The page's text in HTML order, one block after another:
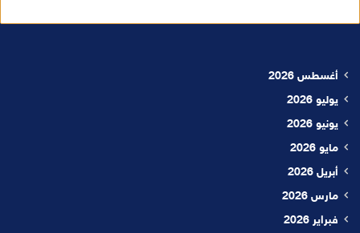
أغسطس 2026
يوليو 2026
يونيو 2026
مايو 2026
أبريل 2026
مارس 2026
فبراير 2026